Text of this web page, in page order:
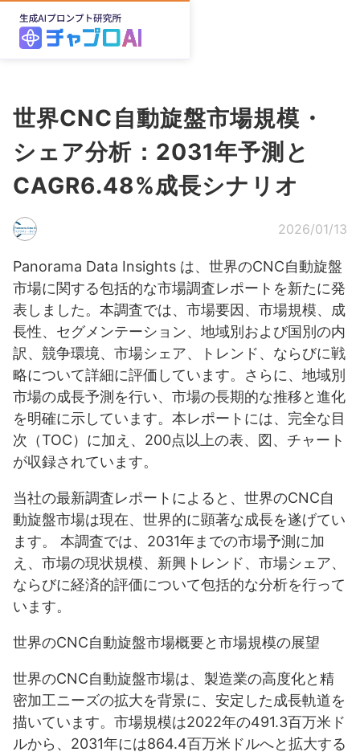
世界CNC自動旋盤市場規模・
シェア分析：2031年予測と
CAGR6.48%成長シナリオ
2026/01/13
Panorama Data Insights は、世界のCNC自動旋盤
市場に関する包括的な市場調査レポートを新たに発
表しました。本調査では、市場要因、市場規模、成
長性、セグメンテーション、地域別および国別の内
訳、競争環境、市場シェア、トレンド、ならびに戦
略について詳細に評価しています。さらに、地域別
市場の成長予測を行い、市場の長期的な推移と進化
を明確に示しています。本レポートには、完全な目
次（TOC）に加え、200点以上の表、図、チャート
が収録されています。
当社の最新調査レポートによると、世界のCNC自
動旋盤市場は現在、世界的に顕著な成長を遂げてい
ます。 本調査では、2031年までの市場予測に加
え、市場の現状規模、新興トレンド、市場シェア、
ならびに経済的評価について包括的な分析を行って
います。
世界のCNC自動旋盤市場概要と市場規模の展望
世界のCNC自動旋盤市場は、製造業の高度化と精
密加工ニーズの拡大を背景に、安定した成長軌道を
描いています。市場規模は2022年の491.3百万米ド
ルから、2031年には864.4百万米ドルへと拡大する